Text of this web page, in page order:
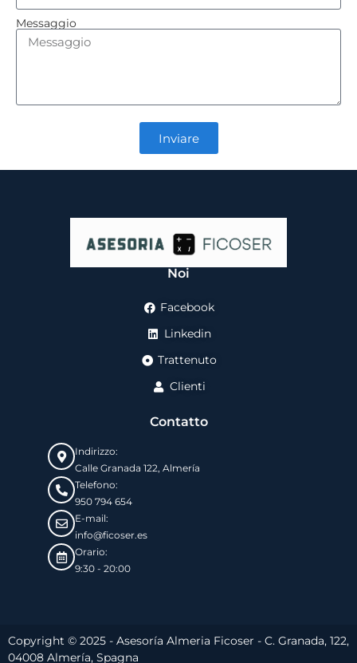
Messaggio
Inviare
Contatto
Indirizzo:
Calle Granada 122, Almería
Telefono:
950 794 654
E-mail:
info@ficoser.es
Orario:
9:30 - 20:00
Noi
Facebook
Linkedin
Trattenuto
Clienti
Copyright © 2025 - Asesoría Almeria Ficoser - C. Granada, 122,
04008 Almería, Spagna